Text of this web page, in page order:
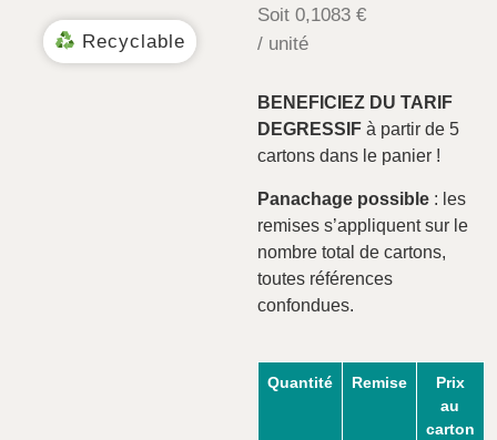
Recyclable
Soit 0,1083 €
/ unité
BENEFICIEZ DU TARIF
DEGRESSIFà partir de 5
cartons dans le panier !
Panachage possible: les
remises s’appliquent sur le
nombre total de cartons,
toutes références
confondues.
Quantité Remise
Prix
au
carton